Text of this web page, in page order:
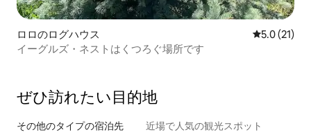
ロロのログハウス レビュー21
5.0 (21)
イーグルズ・ネストはくつろぐ場所です
ぜひ訪⁠れ⁠た⁠い目⁠的⁠地
その他のタ⁠イ⁠プ⁠の宿⁠泊⁠先 近場で人気の観光スポット